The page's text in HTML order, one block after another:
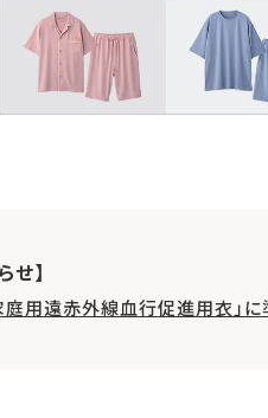
せ】
用遠赤外線血行促進用衣」に